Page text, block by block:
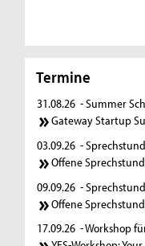
Termine
31.08.26 - Summer
Gateway Startup
03.09.26 -
Offene
09.09.26 -
Offene
17.09.26 - Workshop